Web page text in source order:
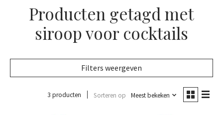
Producten getagd met
siroop voor cocktails
Filters weergeven
3 producten Sorteren op Meest bekeken